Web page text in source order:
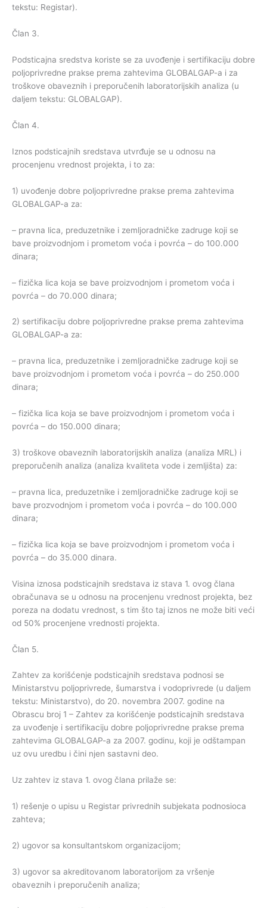
tekstu: Registar).
Član 3.
Podsticajna sredstva koriste se za uvođenje i sertifikaciju dobre
poljoprivredne prakse prema zahtevima GLOBALGAP-a i za
troškove obaveznih i preporučenih laboratorijskih analiza (u
daljem tekstu: GLOBALGAP).
Član 4.
Iznos podsticajnih sredstava utvrđuje se u odnosu na
procenjenu vrednost projekta, i to za:
1) uvođenje dobre poljoprivredne prakse prema zahtevima
GLOBALGAP-a za:
– pravna lica, preduzetnike i zemljoradničke zadruge koji se
bave proizvodnjom i prometom voća i povrća – do 100.000
dinara;
– fizička lica koja se bave proizvodnjom i prometom voća i
povrća – do 70.000 dinara;
2) sertifikaciju dobre poljoprivredne prakse prema zahtevima
GLOBALGAP-a za:
– pravna lica, preduzetnike i zemljoradničke zadruge koji se
bave proizvodnjom i prometom voća i povrća – do 250.000
dinara;
– fizička lica koja se bave proizvodnjom i prometom voća i
povrća – do 150.000 dinara;
3) troškove obaveznih laboratorijskih analiza (analiza MRL) i
preporučenih analiza (analiza kvaliteta vode i zemljišta) za:
– pravna lica, preduzetnike i zemljoradničke zadruge koji se
bave prozvodnjom i prometom voća i povrća – do 100.000
dinara;
– fizička lica koja se bave proizvodnjom i prometom voća i
povrća – do 35.000 dinara.
Visina iznosa podsticajnih sredstava iz stava 1. ovog člana
obračunava se u odnosu na procenjenu vrednost projekta, bez
poreza na dodatu vrednost, s tim što taj iznos ne može biti veći
od 50% procenjene vrednosti projekta.
Član 5.
Zahtev za korišćenje podsticajnih sredstava podnosi se
Ministarstvu poljoprivrede, šumarstva i vodoprivrede (u daljem
tekstu: Ministarstvo), do 20. novembra 2007. godine na
Obrascu broj 1 – Zahtev za korišćenje podsticajnih sredstava
za uvođenje i sertifikaciju dobre poljoprivredne prakse prema
zahtevima GLOBALGAP-a za 2007. godinu, koji je odštampan
uz ovu uredbu i čini njen sastavni deo.
Uz zahtev iz stava 1. ovog člana prilaže se:
1) rešenje o upisu u Registar privrednih subjekata podnosioca
zahteva;
2) ugovor sa konsultantskom organizacijom;
3) ugovor sa akreditovanom laboratorijom za vršenje
obaveznih i preporučenih analiza;